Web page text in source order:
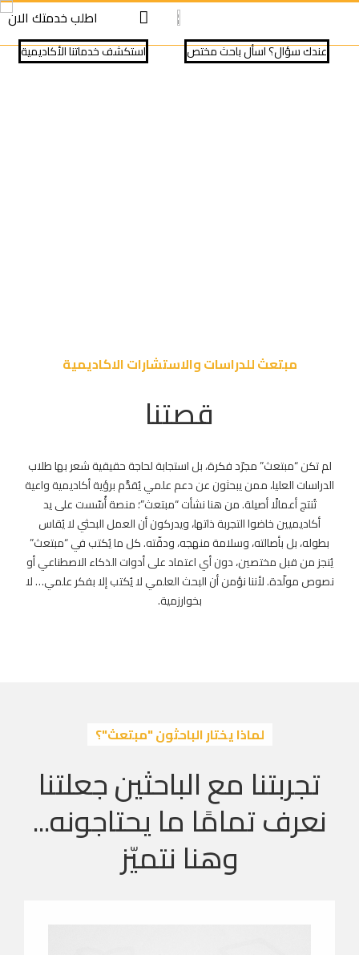
اطلب خدمتك الان
⁠استكشف خدماتنا الأكاديمية عندك سؤال؟ اسأل باحث مختص
مبتعث للدراسات والاستشارات الاكاديمية
قصتنا
لم تكن “مبتعث” مجرّد فكرة، بل استجابة لحاجة حقيقية شعر بها طلاب
الدراسات العليا، ممن يبحثون عن دعم علمي يُقدَّم برؤية أكاديمية واعية
تُنتج أعمالًا أصيلة. من هنا نشأت “مبتعث”؛ منصة أُسّست على يد
أكاديميين خاضوا التجربة ذاتها، ويدركون أن العمل البحثي لا يُقاس
بطوله، بل بأصالته، وسلامة منهجه، ودقّته. كل ما يُكتب في “مبتعث”
يُنجز من قبل مختصين، دون أي اعتماد على أدوات الذكاء الاصطناعي أو
نصوص مولّدة. لأننا نؤمن أن البحث العلمي لا يُكتب إلا بفكر علمي… لا
بخوارزمية.
لماذا يختار الباحثون "مبتعث"؟
تجربتنا مع الباحثين جعلتنا
نعرف تمامًا ما يحتاجونه...
وهنا نتميّز